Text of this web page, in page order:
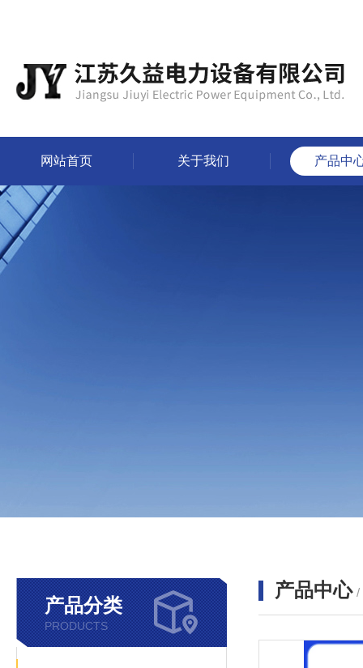
网站首页 关于我们 产品中
产品分类
PRODUCTS
产品中心 /